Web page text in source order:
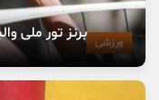
ورزشی برنز تور ملی